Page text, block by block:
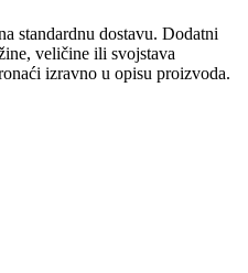
standardnu ​​dostavu. Dodatni
veličine ili svojstava
izravno u opisu proizvoda.